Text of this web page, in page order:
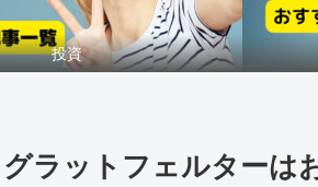
投資
ラットフェルターは